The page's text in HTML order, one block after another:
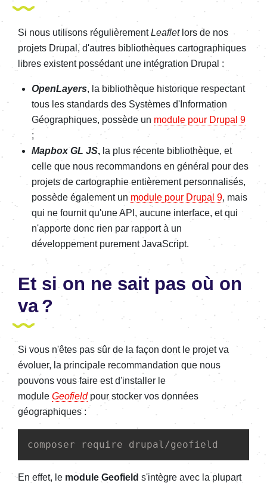
Si nous utilisons régulièrementLeafletlors de nos
projets Drupal, d'autres bibliothèques cartographiques
libres existent possédant une intégration Drupal :
OpenLayers, la bibliothèque historique respectant
tous les standards des Systèmes d'Information
Géographiques, possède un module pour Drupal 9
;
Mapbox GL JS, la plus récente bibliothèque, et
celle que nous recommandons en général pour des
projets de cartographie entièrement personnalisés,
possède également un module pour Drupal 9, mais
qui ne fournit qu'une API, aucune interface, et qui
n'apporte donc rien par rapport à un
développement purement JavaScript.
Et si on ne sait pas où on
va ?
Si vous n'êtes pas sûr de la façon dont le projet va
évoluer, la principale recommandation que nous
pouvons vous faire est d'installer le
module Geofieldpour stocker vos données
géographiques :
composer require drupal/geofield
En effet, le module Geofield s'intègre avec la plupart